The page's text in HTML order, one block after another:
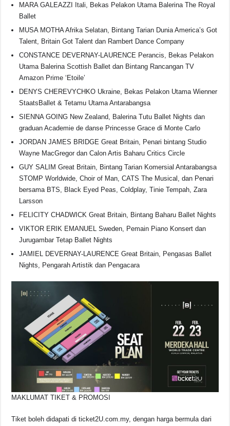
MARA GALEAZZI Itali, Bekas Pelakon Utama Balerina The Royal
Ballet
MUSA MOTHA Afrika Selatan, Bintang Tarian Dunia America’s Got
Talent, Britain Got Talent dan Rambert Dance Company
CONSTANCE DEVERNAY-LAURENCE Perancis, Bekas Pelakon
Utama Balerina Scottish Ballet dan Bintang Rancangan TV
Amazon Prime ‘Etoile’
DENYS CHEREVYCHKO Ukraine, Bekas Pelakon Utama Wienner
StaatsBallet & Tetamu Utama Antarabangsa
SIENNA GOING New Zealand, Balerina Tutu Ballet Nights dan
graduan Academie de danse Princesse Grace di Monte Carlo
JORDAN JAMES BRIDGE Great Britain, Penari bintang Studio
Wayne MacGregor dan Calon Artis Baharu Critics Circle
GUY SALIM Great Britain, Bintang Tarian Komersial Antarabangsa
STOMP Worldwide, Choir of Man, CATS The Musical, dan Penari
bersama BTS, Black Eyed Peas, Coldplay, Tinie Tempah, Zara
Larsson
FELICITY CHADWICK Great Britain, Bintang Baharu Ballet Nights
VIKTOR ERIK EMANUEL Sweden, Pemain Piano Konsert dan
Jurugambar Tetap Ballet Nights
JAMIEL DEVERNAY-LAURENCE Great Britain, Pengasas Ballet
Nights, Pengarah Artistik dan Pengacara
MAKLUMAT TIKET & PROMOSI
Tiket boleh didapati di ticket2U.com.my, dengan harga bermula dari